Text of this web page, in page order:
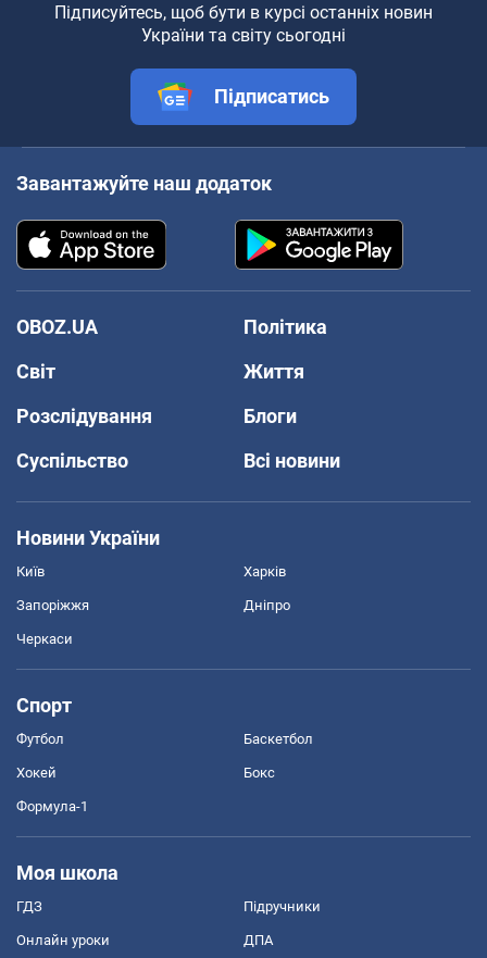
Підписуйтесь, щоб бути в курсі останніх новин
України та світу сьогодні
Підписатись
Завантажуйте наш додаток
OBOZ.UA
Політика
Світ
Життя
Розслідування
Блоги
Суспільство
Всі новини
Новини України
Київ Харків
Запоріжжя Дніпро
Черкаси
Спорт
Футбол Баскетбол
Хокей Бокс
Формула-1
Моя школа
ГДЗ Підручники
Онлайн уроки ДПА